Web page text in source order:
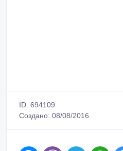
ID: 694109
Создано: 08/08/2016